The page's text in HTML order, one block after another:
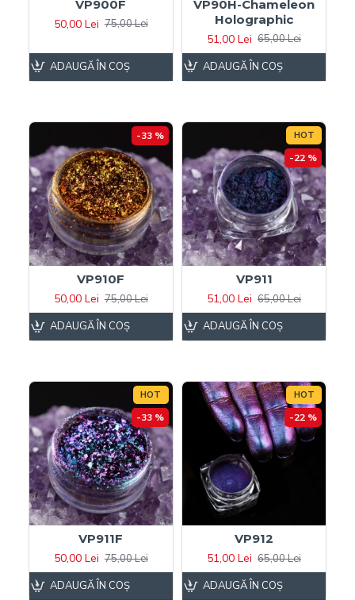
VP900F
50,00 Lei 75,00 Lei
ADAUGĂ ÎN COŞ
VP90H-Chameleon
Holographic
51,00 Lei 65,00 Lei
ADAUGĂ ÎN COŞ
-33 %
VP910F
50,00 Lei 75,00 Lei
ADAUGĂ ÎN COŞ
HOT
-22 %
VP911
51,00 Lei 65,00 Lei
ADAUGĂ ÎN COŞ
HOT
-33 %
VP911F
50,00 Lei 75,00 Lei
ADAUGĂ ÎN COŞ
HOT
-22 %
VP912
51,00 Lei 65,00 Lei
ADAUGĂ ÎN COŞ